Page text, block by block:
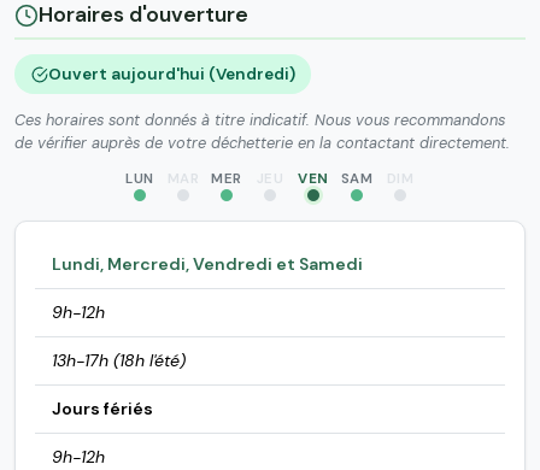
Horaires d'ouverture
Ouvert aujourd'hui (Vendredi)
Ces horaires sont donnés à titre indicatif. Nous vous recommandons
de vérifier auprès de votre déchetterie en la contactant directement.
LUN MAR MER JEU VEN SAM DIM
Lundi, Mercredi, Vendredi et Samedi
9h-12h
13h-17h (18h l'été)
Jours fériés
9h-12h